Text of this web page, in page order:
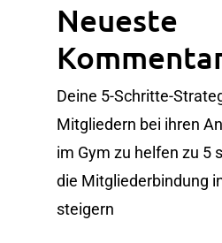
Neueste
Deine 5-Schritte-
Mitgliedern bei ihren
im Gym zu helfen zu 5
die Mitgliederbindung
steigern